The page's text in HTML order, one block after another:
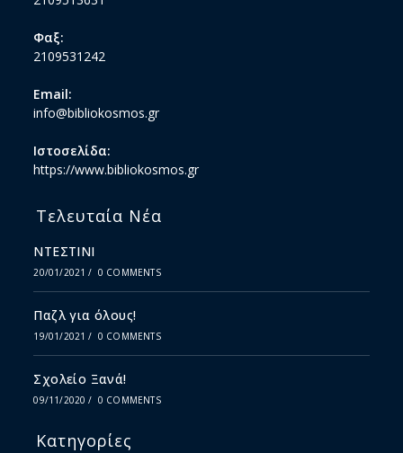
Φαξ:
2109531242
Email:
info@bibliokosmos.gr
Ιστοσελίδα:
https://www.bibliokosmos.gr
Τελευταία Νέα
ΝΤΕΣΤΙΝΙ
20/01/2021 / 0 COMMENTS
Παζλ για όλους!
19/01/2021 / 0 COMMENTS
Σχολείο Ξανά!
09/11/2020 / 0 COMMENTS
Κατηγορίες